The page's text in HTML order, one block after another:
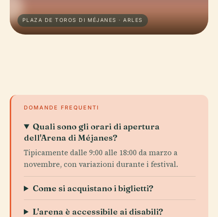
PLAZA DE TOROS DI MÉJANES · ARLES
DOMANDE FREQUENTI
Quali sono gli orari di apertura
dell'Arena di Méjanes?
Tipicamente dalle 9:00 alle 18:00 da marzo a
novembre, con variazioni durante i festival.
Come si acquistano i biglietti?
L'arena è accessibile ai disabili?